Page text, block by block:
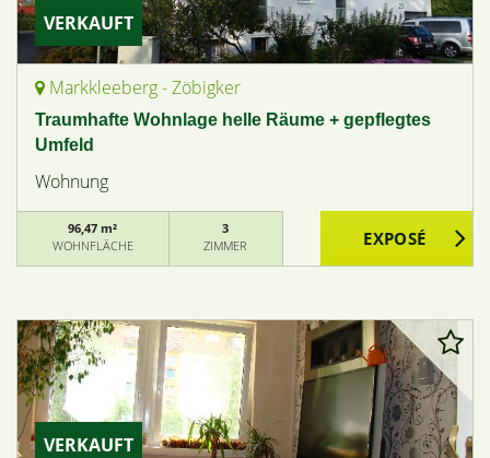
VERKAUFT
Markkleeberg - Zöbigker
Traumhafte Wohnlage helle Räume + gepflegtes
Umfeld
Wohnung
96,47 m²
WOHNFLÄCHE
3
ZIMMER
VERKAUFT